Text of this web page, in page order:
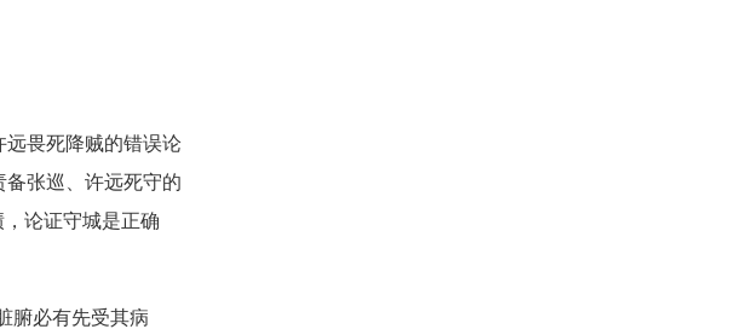
畏死降贼的错误论
张巡、许远死守的
论证守城是正确
腑必有先受其病